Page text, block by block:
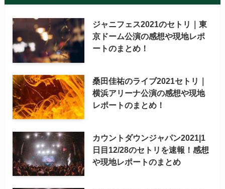
ジャニフェス2021のセトリ｜東
京ドーム公演の感想や現地レポ
ートのまとめ！
桑田佳祐のライブ2021セトリ｜
横浜アリーナ公演の感想や現地
レポートのまとめ！
カウントダウンジャパン2021|1
日目12/28のセトリを速報！感想
や現地レポートのまとめ